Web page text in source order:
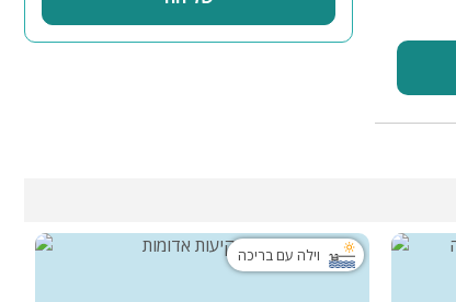
וילה עם בריכה